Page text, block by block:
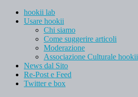
hookii lab
Usare hookii
Chi siamo
Come suggerire articoli
Moderazione
Associazione Culturale hookii
News dal Sito
Re-Post e Feed
Twitter e box